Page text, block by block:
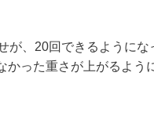
が、20回できるようにな
かった重さが上がるよう